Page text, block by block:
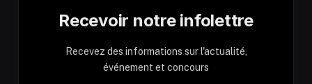
Recevoir notre infolettre
Recevez des informations sur l'actualité,
événement et concours